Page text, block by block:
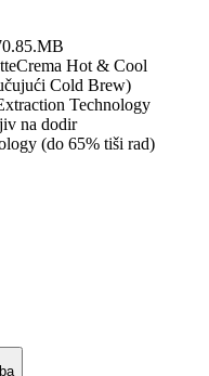
Hot & Cool
Cold Brew)
Technology
na dodir
(do 65% tiši rad)